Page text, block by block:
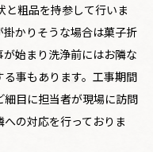
粗品を持参して行いま
かりそうな場合は菓子折
始まり洗浄前にはお隣な
事もあります。工事期間
目に担当者が現場に訪問
の対応を行っておりま